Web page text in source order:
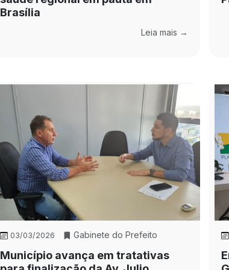
Brasília
Leia mais →
03/03/2026 Gabinete do Prefeito
Município avança em tratativas